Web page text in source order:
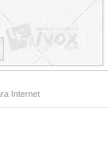
Internet